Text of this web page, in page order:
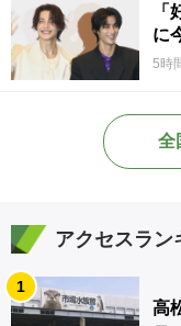
に
5時
全
アクセスラン
1
高